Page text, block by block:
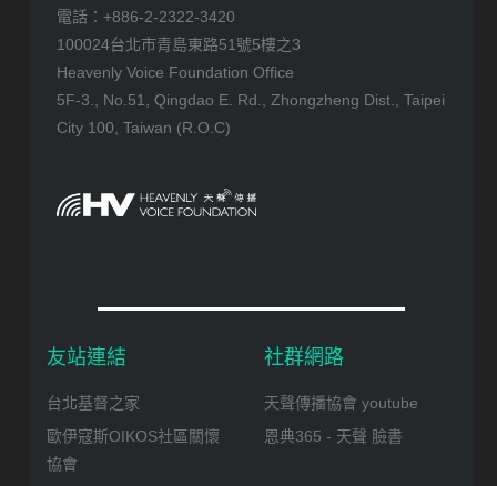
電話：+886-2-2322-3420
100024台北市青島東路51號5樓之3
Heavenly Voice Foundation Office
5F-3., No.51, Qingdao E. Rd., Zhongzheng Dist., Taipei
City 100, Taiwan (R.O.C)
友站連結
台北基督之家
歐伊寇斯OIKOS社區關懷
協會
社群網路
天聲傳播協會 youtube
恩典365 - 天聲 臉書